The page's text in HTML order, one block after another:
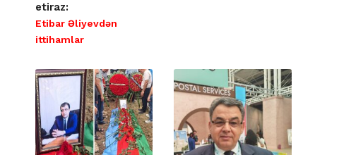
etiraz:
Etibar Əliyevdən
ittihamlar